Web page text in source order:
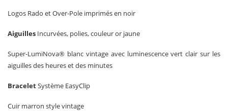
Logos Rado et Over-Pole imprimés en noir
Aiguilles Incurvées, polies, couleur or jaune
Super-LumiNova® blanc vintage avec luminescence vert clair sur les
aiguilles des heures et des minutes
BraceletSystème EasyClip
Cuir marron style vintage